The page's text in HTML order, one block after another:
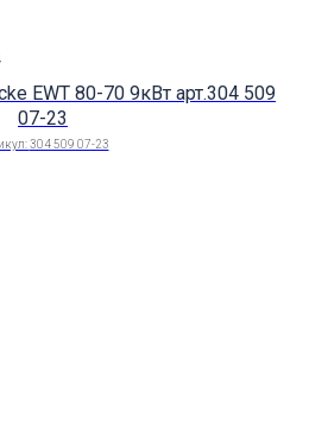
EWT 80-70 9кВт арт.304 509
07-23
304 509 07-23